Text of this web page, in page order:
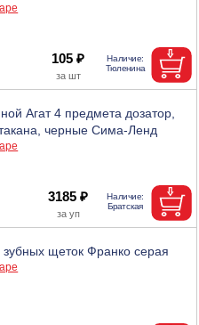
105 ₽
Агат 4 предмета дозатор,
черные Сима-Ленд
3185 ₽
зубных щеток Франко серая